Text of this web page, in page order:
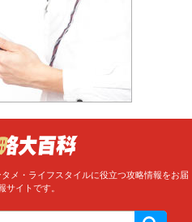
メ・ライフスタイルに役立つ攻略情報をお届
サイトです。